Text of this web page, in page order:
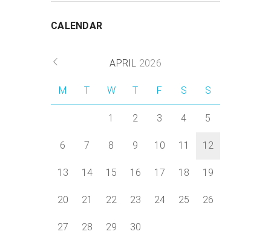
CALENDAR
APRIL 2026
M T W T F S S
1 2 3 4 5
6 7 8 9 10 11 12
13 14 15 16 17 18 19
20 21 22 23 24 25 26
27 28 29 30